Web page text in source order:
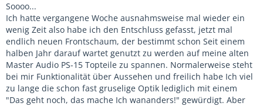
Soooo...
Ich hatte vergangene Woche ausnahmsweise mal wieder ein
wenig Zeit also habe ich den Entschluss gefasst, jetzt mal
endlich neuen Frontschaum, der bestimmt schon Seit einem
halben Jahr darauf wartet genutzt zu werden auf meine alten
Master Audio PS-15 Topteile zu spannen. Normalerweise steht
bei mir Funktionalität über Aussehen und freilich habe Ich viel
zu lange die schon fast gruselige Optik lediglich mit einem
"Das geht noch, das mache Ich wananders!" gewürdigt. Aber